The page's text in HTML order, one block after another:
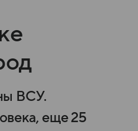
ВСУ.
еще 25